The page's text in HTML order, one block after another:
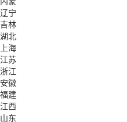
辽宁
吉林
湖北
上海
江苏
浙江
安徽
福建
江西
山东